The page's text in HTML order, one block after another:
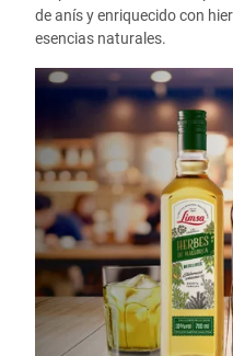
de anís y enriquecido con
esencias naturales.